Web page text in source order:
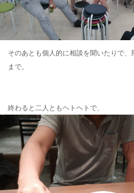
そのあとも個人的に相談を聞いたりで、
まで。
終わると二人ともヘトヘトで、